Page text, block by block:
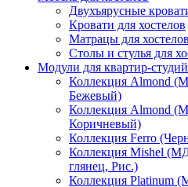
Двухъярусные
Кровати для хостелов
Матрацы для хостелов
Столы и стулья для
Модули для квартир-студий
Коллекция Almond
Бежевый)
Коллекция Almond
Коричневый)
Коллекция Ferro
Коллекция Mishel
глянец, Рис.)
Коллекция Platinum